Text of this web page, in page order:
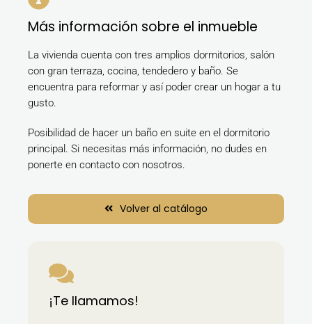
Más información sobre el inmueble
La vivienda cuenta con tres amplios dormitorios, salón
con gran terraza, cocina, tendedero y baño. Se
encuentra para reformar y así poder crear un hogar a tu
gusto.
Posibilidad de hacer un baño en suite en el dormitorio
principal. Si necesitas más información, no dudes en
ponerte en contacto con nosotros.
Volver al catálogo
¡Te llamamos!